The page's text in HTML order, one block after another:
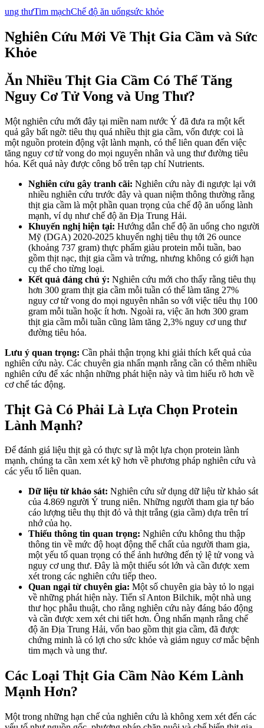
ung thưTim mạchChế độ ăn uốngsức khỏe
Nghiên Cứu Mới Về Thịt Gia Cầm và Sức
Khỏe
Ăn Nhiều Thịt Gia Cầm Có Thể Tăng
Nguy Cơ Tử Vong và Ung Thư?
Một nghiên cứu mới đây tại miền nam nước Ý đã đưa ra một kết
quả gây bất ngờ: tiêu thụ quá nhiều thịt gia cầm, vốn được coi là
một nguồn protein động vật lành mạnh, có thể liên quan đến việc
tăng nguy cơ tử vong do mọi nguyên nhân và ung thư đường tiêu
hóa. Kết quả này được công bố trên tạp chí Nutrients.
Nghiên cứu gây tranh cãi: Nghiên cứu này đi ngược lại với
nhiều nghiên cứu trước đây và quan niệm thông thường rằng
thịt gia cầm là một phần quan trọng của chế độ ăn uống lành
mạnh, ví dụ như chế độ ăn Địa Trung Hải.
Khuyến nghị hiện tại: Hướng dẫn chế độ ăn uống cho người
Mỹ (DGA) 2020-2025 khuyến nghị tiêu thụ tới 26 ounce
(khoảng 737 gram) thực phẩm giàu protein mỗi tuần, bao
gồm thịt nạc, thịt gia cầm và trứng, nhưng không có giới hạn
cụ thể cho từng loại.
Kết quả đáng chú ý: Nghiên cứu mới cho thấy rằng tiêu thụ
hơn 300 gram thịt gia cầm mỗi tuần có thể làm tăng 27%
nguy cơ tử vong do mọi nguyên nhân so với việc tiêu thụ 100
gram mỗi tuần hoặc ít hơn. Ngoài ra, việc ăn hơn 300 gram
thịt gia cầm mỗi tuần cũng làm tăng 2,3% nguy cơ ung thư
đường tiêu hóa.
Lưu ý quan trọng: Cần phải thận trọng khi giải thích kết quả của
nghiên cứu này. Các chuyên gia nhấn mạnh rằng cần có thêm nhiều
nghiên cứu để xác nhận những phát hiện này và tìm hiểu rõ hơn về
cơ chế tác động.
Thịt Gà Có Phải Là Lựa Chọn Protein
Lành Mạnh?
Để đánh giá liệu thịt gà có thực sự là một lựa chọn protein lành
mạnh, chúng ta cần xem xét kỹ hơn về phương pháp nghiên cứu và
các yếu tố liên quan.
Dữ liệu từ khảo sát: Nghiên cứu sử dụng dữ liệu từ khảo sát
của 4.869 người Ý trung niên. Những người tham gia tự báo
cáo lượng tiêu thụ thịt đỏ và thịt trắng (gia cầm) dựa trên trí
nhớ của họ.
Thiếu thông tin quan trọng: Nghiên cứu không thu thập
thông tin về mức độ hoạt động thể chất của người tham gia,
một yếu tố quan trọng có thể ảnh hưởng đến tỷ lệ tử vong và
nguy cơ ung thư. Đây là một thiếu sót lớn và cần được xem
xét trong các nghiên cứu tiếp theo.
Quan ngại từ chuyên gia: Một số chuyên gia bày tỏ lo ngại
về những phát hiện này. Tiến sĩ Anton Bilchik, một nhà ung
thư học phẫu thuật, cho rằng nghiên cứu này đáng báo động
và cần được xem xét chi tiết hơn. Ông nhấn mạnh rằng chế
độ ăn Địa Trung Hải, vốn bao gồm thịt gia cầm, đã được
chứng minh là có lợi cho sức khỏe và giảm nguy cơ mắc bệnh
tim mạch và ung thư.
Các Loại Thịt Gia Cầm Nào Kém Lành
Mạnh Hơn?
Một trong những hạn chế của nghiên cứu là không xem xét đến các